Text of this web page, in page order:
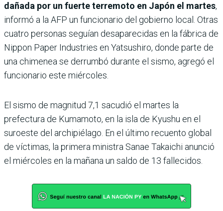
dañada por un fuerte terremoto en Japón el martes,
informó a la AFP un funcionario del gobierno local. Otras
cuatro personas seguían desaparecidas en la fábrica de
Nippon Paper Industries en Yatsushiro, donde parte de
una chimenea se derrumbó durante el sismo, agregó el
funcionario este miércoles.
El sismo de magnitud 7,1 sacudió el martes la
prefectura de Kumamoto, en la isla de Kyushu en el
suroeste del archipiélago. En el último recuento global
de víctimas, la primera ministra Sanae Takaichi anunció
el miércoles en la mañana un saldo de 13 fallecidos.